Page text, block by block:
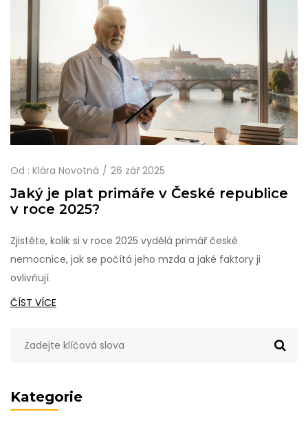
Kategorie
Od : Klára Novotná 26 zář 2025
Jaký je plat primáře v České republice
v roce 2025?
Zjistěte, kolik si v roce 2025 vydělá primář české
nemocnice, jak se počítá jeho mzda a jaké faktory ji
ovlivňují.
ČÍST VÍCE